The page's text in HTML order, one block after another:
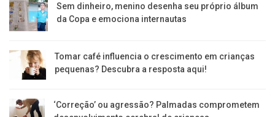
Sem dinheiro, menino desenha seu próprio álbum
da Copa e emociona internautas
Tomar café influencia o crescimento em crianças
pequenas? Descubra a resposta aqui!
‘Correção’ ou agressão? Palmadas comprometem